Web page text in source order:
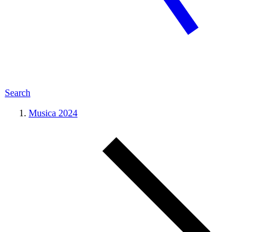
Search
Musica 2024